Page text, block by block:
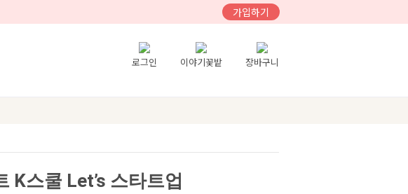
가입하기
로그인 이야기꽃밭 장바구니
K스쿨 Let’s 스타트업